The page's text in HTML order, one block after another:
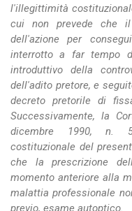
l'illegittimità
cui non prevede che
dell'azione per
interrotto a far tempo
introduttivo della
dell'adito pretore, e
decreto pretorile di
Successivamente, la
dicembre 1990, n.
costituzionale del
che la prescrizione
momento anteriore alla
malattia professionale
previo, esame autoptico.